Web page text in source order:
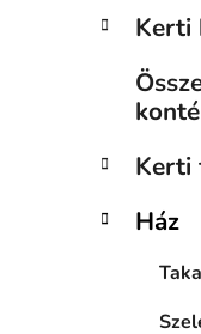
Kerti
Kerti
Ház